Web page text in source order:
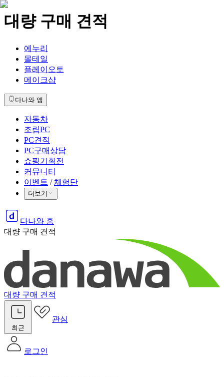
대량 구매 견적
에누리
몰테일
플레이오토
메이크샵
다나와 앱
자동차
조립PC
PC견적
PC구매상담
쇼핑기획전
커뮤니티
이벤트 / 체험단
더보기
다나와 홈
대량 구매 견적
대량 구매 견적
최근
관심
로그인